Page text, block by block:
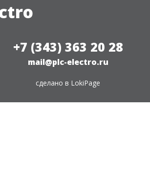
+7 (343) 363 20 28
mail@plc-electro.ru
сделано в LokiPage